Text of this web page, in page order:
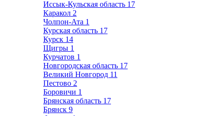
Иссык-Кульская область 17
Каракол 2
Чолпон-Ата 1
Курская область 17
Курск 14
Щигры 1
Курчатов 1
Новгородская область 17
Великий Новгород 11
Пестово 2
Боровичи 1
Брянская область 17
Брянск 9